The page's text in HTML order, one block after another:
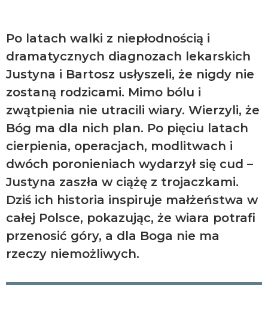
Po latach walki z niepłodnością i
dramatycznych diagnozach lekarskich
Justyna i Bartosz usłyszeli, że nigdy nie
zostaną rodzicami. Mimo bólu i
zwątpienia nie utracili wiary. Wierzyli, że
Bóg ma dla nich plan. Po pięciu latach
cierpienia, operacjach, modlitwach i
dwóch poronieniach wydarzył się cud –
Justyna zaszła w ciążę z trojaczkami.
Dziś ich historia inspiruje małżeństwa w
całej Polsce, pokazując, że wiara potrafi
przenosić góry, a dla Boga nie ma
rzeczy niemożliwych.